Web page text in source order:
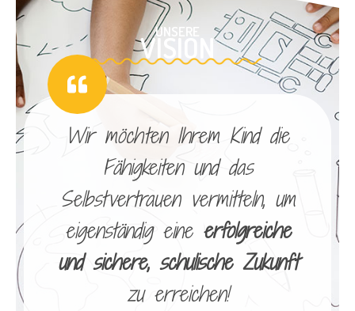
UNSERE
VISION
Wir möchten Ihrem Kind die
Fähigkeiten und das
Selbstvertrauen vermitteln, um
eigenständig eine erfolgreiche
und sichere, schulische Zukunft
zu erreichen!